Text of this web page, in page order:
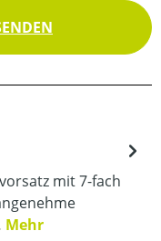
mit 7-fach
Mehr